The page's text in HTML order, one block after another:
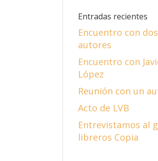
Entradas recientes
Encuentro con
autores
Encuentro con
López
Reunión con un
Acto de LVB
Entrevistamos al
libreros Copia